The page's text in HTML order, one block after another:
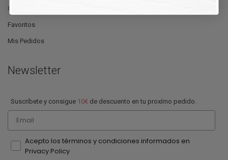
Cesta
Favoritos
Mis Pedidos
Newsletter
Suscríbete y consigue 10€ de descuento en tu proxímo pedido.
Email
Acepto los términos y condiciones informados en
Privacy Policy